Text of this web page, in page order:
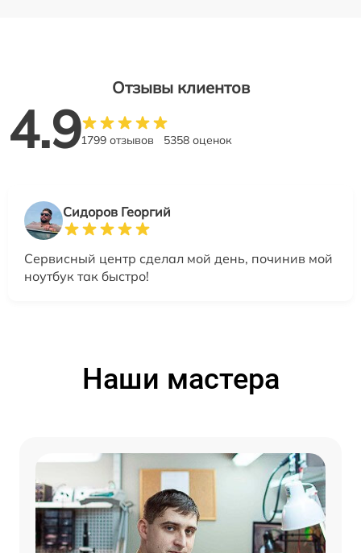
Отзывы клиентов
4.91799 отзывов 5358 оценок
Сидоров Георгий
Сервисный центр сделал мой день, починив мой
ноутбук так быстро!
Наши мастера